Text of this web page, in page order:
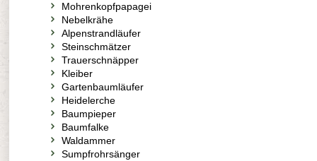
Mohrenkopfpapagei
Nebelkrähe
Alpenstrandläufer
Steinschmätzer
Trauerschnäpper
Kleiber
Gartenbaumläufer
Heidelerche
Baumpieper
Baumfalke
Waldammer
Sumpfrohrsänger